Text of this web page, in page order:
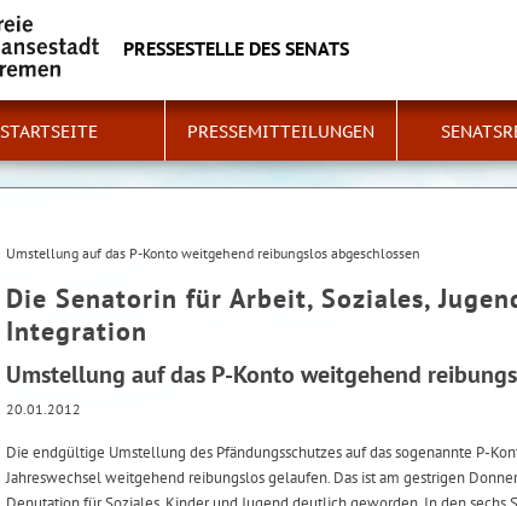
PRESSESTELLE DES SENATS
STARTSEITE PRESSEMITTEILUNGEN
Umstellung auf das P-Konto weitgehend reibungslos abgeschlossen
Die Senatorin für Arbeit, Soziales,
Integration
Umstellung auf das P-Konto weitgehend
20.01.2012
Die endgültige Umstellung des Pfändungsschutzes auf das sogenannte P-
Jahreswechsel weitgehend reibungslos gelaufen. Das ist am gestrigen